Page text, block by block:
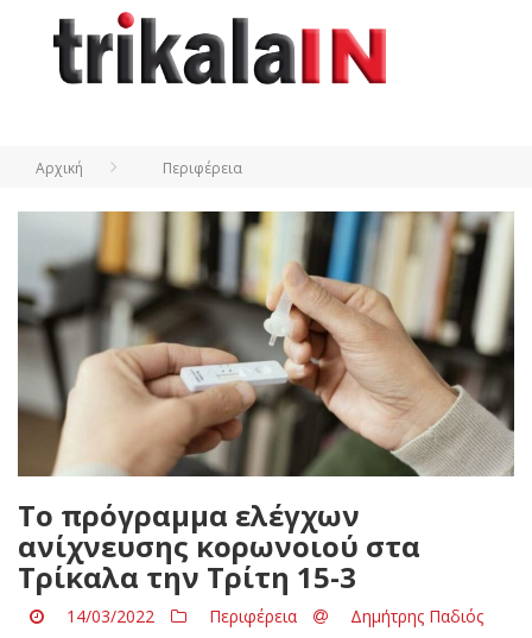
Αρχική Περιφέρεια
Το πρόγραμμα ελέγχων
ανίχνευσης κορωνοιού στα
Τρίκαλα την Τρίτη 15-3
14/03/2022 Περιφέρεια Δημήτρης Παδιός